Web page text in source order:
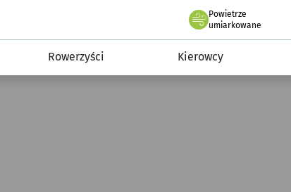
Powietrze
we Wrocławiu
umiarkowane
Rowerzyści Kierowcy